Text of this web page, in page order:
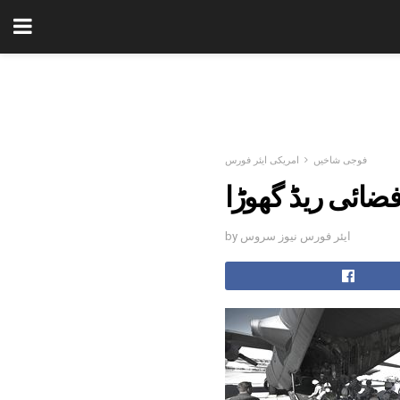
فوجی شاخیں امریکی ایئر فورس
ریڈ گھوڑا
by ایئر فورس نیوز سروس